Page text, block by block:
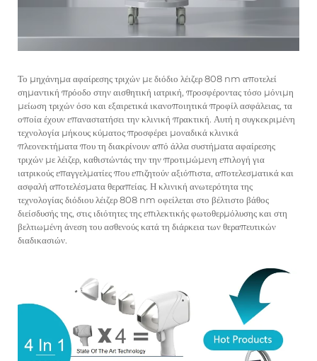
Το μηχάνημα αφαίρεσης τριχών με διόδιο λέιζερ 808 nm αποτελεί
σημαντική πρόοδο στην αισθητική ιατρική, προσφέροντας τόσο μόνιμη
μείωση τριχών όσο και εξαιρετικά ικανοποιητικά προφίλ ασφάλειας, τα
οποία έχουν επαναστατήσει την κλινική πρακτική. Αυτή η συγκεκριμένη
τεχνολογία μήκους κύματος προσφέρει μοναδικά κλινικά
πλεονεκτήματα που τη διακρίνουν από άλλα συστήματα αφαίρεσης
τριχών με λέιζερ, καθιστώντάς την την προτιμώμενη επιλογή για
ιατρικούς επαγγελματίες που επιζητούν αξιόπιστα, αποτελεσματικά και
ασφαλή αποτελέσματα θεραπείας. Η κλινική ανωτερότητα της
τεχνολογίας διόδιου λέιζερ 808 nm οφείλεται στο βέλτιστο βάθος
διείσδυσής της, στις ιδιότητες της επιλεκτικής φωτοθερμόλυσης και στη
βελτιωμένη άνεση του ασθενούς κατά τη διάρκεια των θεραπευτικών
διαδικασιών.